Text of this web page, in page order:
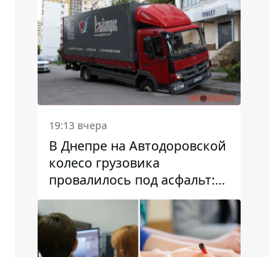
19:13 вчера
В Днепре на Автодоровской
колесо грузовика
провалилось под асфальт:
движение заблокировано